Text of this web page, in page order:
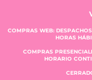
COMPRAS WEB:
HORAS
COMPRAS
HORARIO